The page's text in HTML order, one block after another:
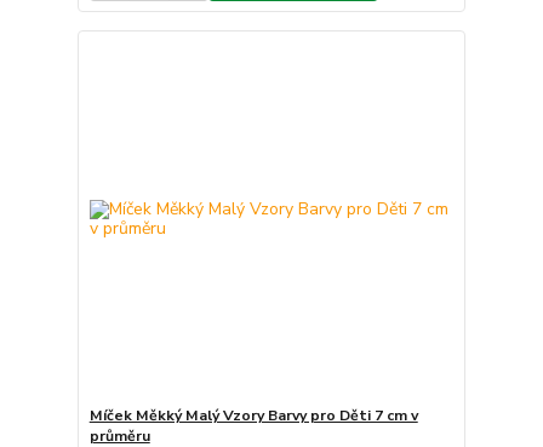
Míček Měkký Malý Vzory Barvy pro Děti 7 cm v
průměru